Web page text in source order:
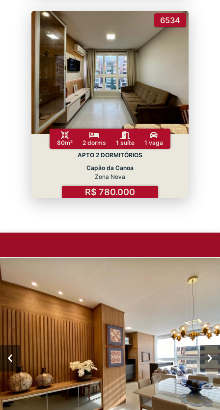
6534
80m² 2 dorms 1 suíte
1 vaga
APTO 2 DORMITÓRIOS
Capão da Canoa
Zona Nova
R$ 780.000